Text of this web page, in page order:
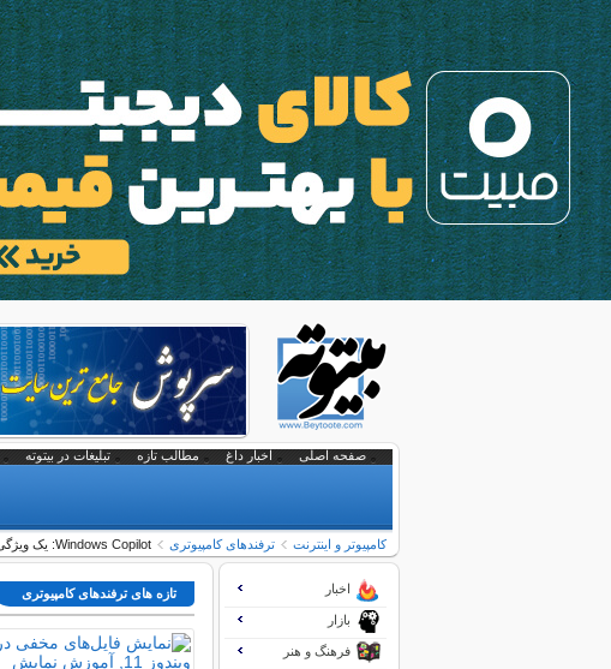
صفحه اصلی اخبار داغ مطالب تازه تبلیغات در بیتوته
کامپیوتر و اینترنت ترفندهای کامپیوتری Windows Copilot: یک ویژگی جدید در ویندوز 11 که کار شما را آسان تر می کند
تازه های ترفندهای کامپیوتری اخبار
بازار
فرهنگ و هنر